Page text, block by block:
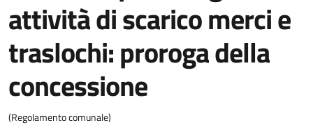
attività di scarico merci e
traslochi: proroga della
concessione
(Regolamento comunale)